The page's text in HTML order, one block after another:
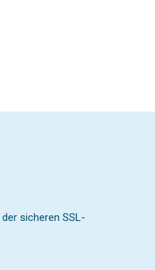
sicheren SSL-